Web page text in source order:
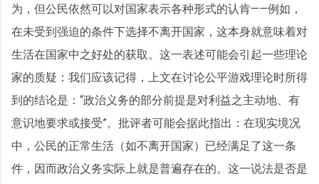
为，但公民依然可以对国家表示各种形式的认肯——例如，
在未受到强迫的条件下选择不离开国家，这本身就意味着对
生活在国家中之好处的获取。这一表述可能会引起一些理论
家的质疑：我们应该记得，上文在讨论公平游戏理论时所得
到的结论是：“政治义务的部分前提是对利益之主动地、有
意识地要求或接受”。批评者可能会据此指出：在现实境况
中，公民的正常生活（如不离开国家）已经满足了这一条
件，因而政治义务实际上就是普遍存在的。这一说法是否是